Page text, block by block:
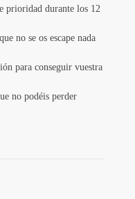
prioridad durante los 12
no se os escape nada
para conseguir vuestra
no podéis perder